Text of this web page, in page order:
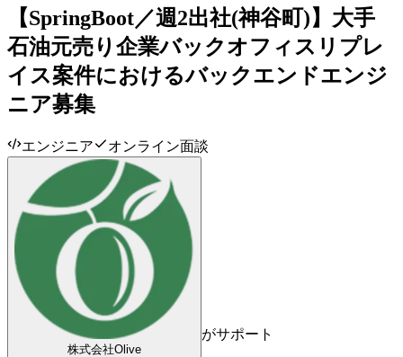
【SpringBoot／週2出社(神谷町)】大手
石油元売り企業バックオフィスリプレ
イス案件におけるバックエンドエンジ
ニア募集
エンジニア オンライン面談
株式会社Olive
がサポート